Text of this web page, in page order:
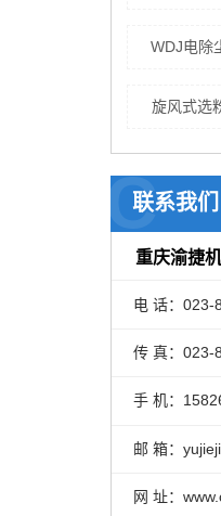
WDJ电除
旋风式选
联系我们
C
重庆渝捷
电 话：023-
传 真：023-
手 机：
邮 箱：
网 址：